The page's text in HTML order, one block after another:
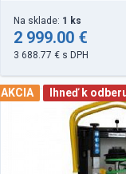
Na sklade: 1 ks
2 999.00 €
3 688.77 € s DPH
AKCIA Ihneď k